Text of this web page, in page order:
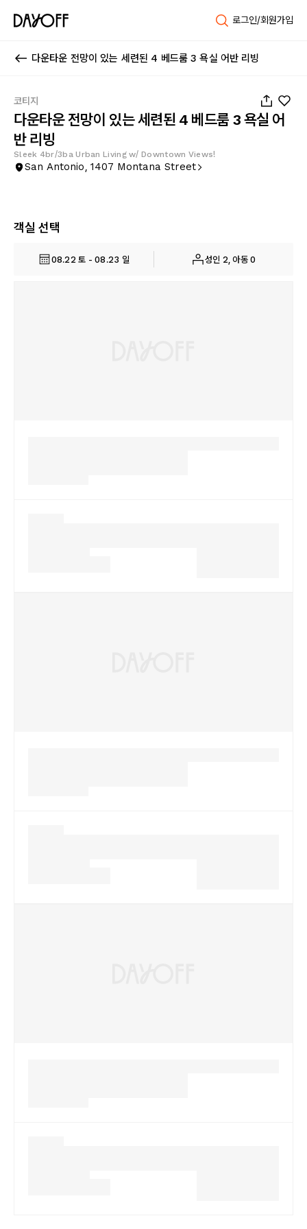
로그인/회원가입
다운타운 전망이 있는 세련된 4 베드룸 3 욕실 어반 리빙
코티지
다운타운 전망이 있는 세련된 4 베드룸 3 욕실 어
반 리빙
Sleek 4br/3ba Urban Living w/ Downtown Views!
San Antonio, 1407 Montana Street
객실 선택
08.22 토 - 08.23 일 성인 2, 아동 0